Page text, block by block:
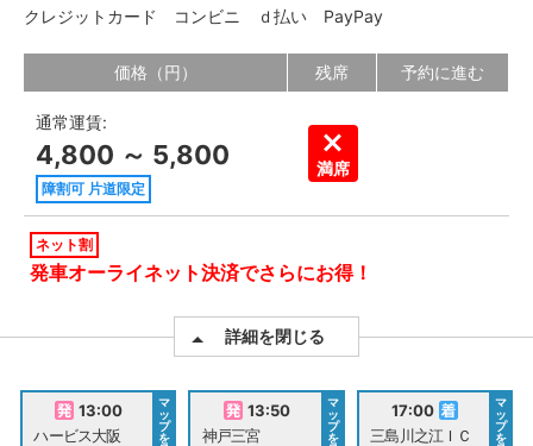
クレジットカード コンビニ ｄ払い PayPay
価格（円） 残席 予約に進む
通常運賃:
4,800 ～ 5,800
障割可 片道限定
満席
ネット割
発車オーライネット決済でさらにお得！
詳細を閉じる
13:00
ハービス大阪
マ
ッ
プ
を
13:50
神戸三宮
マ
ッ
プ
を
17:00
三島川之江ＩＣ
マ
ッ
プ
を